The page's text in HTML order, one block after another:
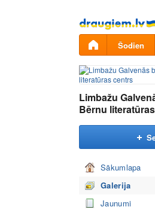
Pāriet
uz
saturu
Šodien
Limbažu
Bērnu
Sākumlapa
Galerija
Jaunumi